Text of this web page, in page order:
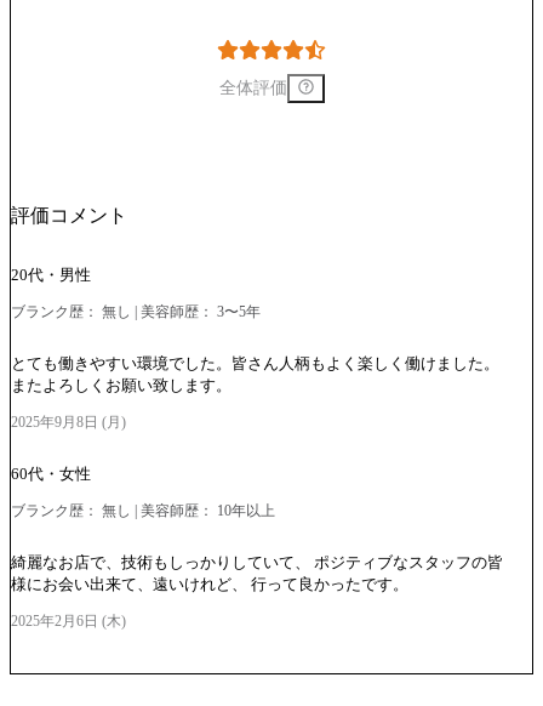
全体評価
評価コメント
20代・男性
ブランク歴： 無し | 美容師歴： 3〜5年
とても働きやすい環境でした。皆さん人柄もよく楽しく働けました。
またよろしくお願い致します。
2025年9月8日 (月)
60代・女性
ブランク歴： 無し | 美容師歴： 10年以上
綺麗なお店で、技術もしっかりしていて、 ポジティブなスタッフの皆
様にお会い出来て、遠いけれど、 行って良かったです。
2025年2月6日 (木)